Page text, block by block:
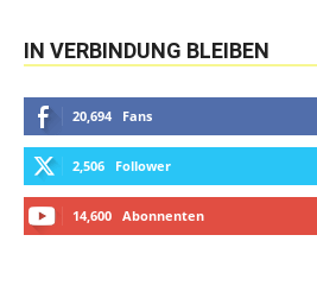
IN VERBINDUNG BLEIBEN
20,694 Fans
2,506 Follower
14,600 Abonnenten